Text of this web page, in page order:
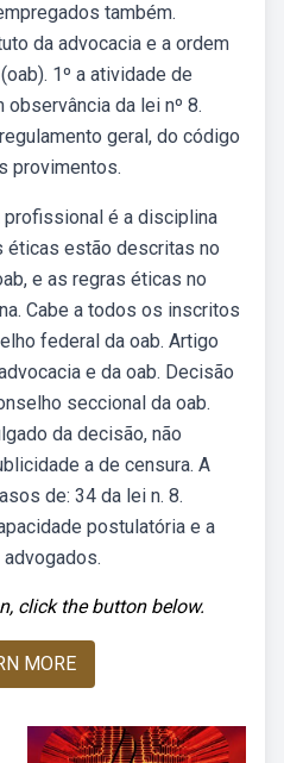
também.
da advocacia e a ordem
1º a atividade de
da lei nº 8.
geral, do código
provimentos.
profissional é a disciplina
éticas estão descritas no
e as regras éticas no
Cabe a todos os inscritos
federal da oab. Artigo
e da oab. Decisão
seccional da oab.
da decisão, não
a de censura. A
de: 34 da lei n. 8.
postulatória e a
click the button below.
MORE